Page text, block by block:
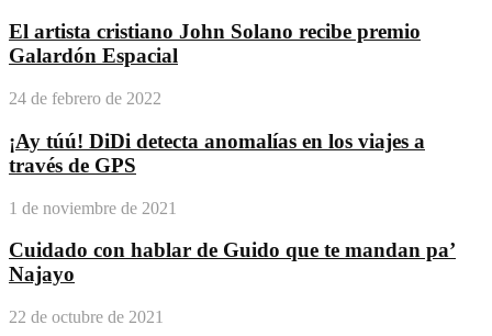
El artista cristiano John Solano recibe premio
Galardón Espacial
24 de febrero de 2022
¡Ay túú! DiDi detecta anomalías en los viajes a
través de GPS
1 de noviembre de 2021
Cuidado con hablar de Guido que te mandan pa’
Najayo
22 de octubre de 2021